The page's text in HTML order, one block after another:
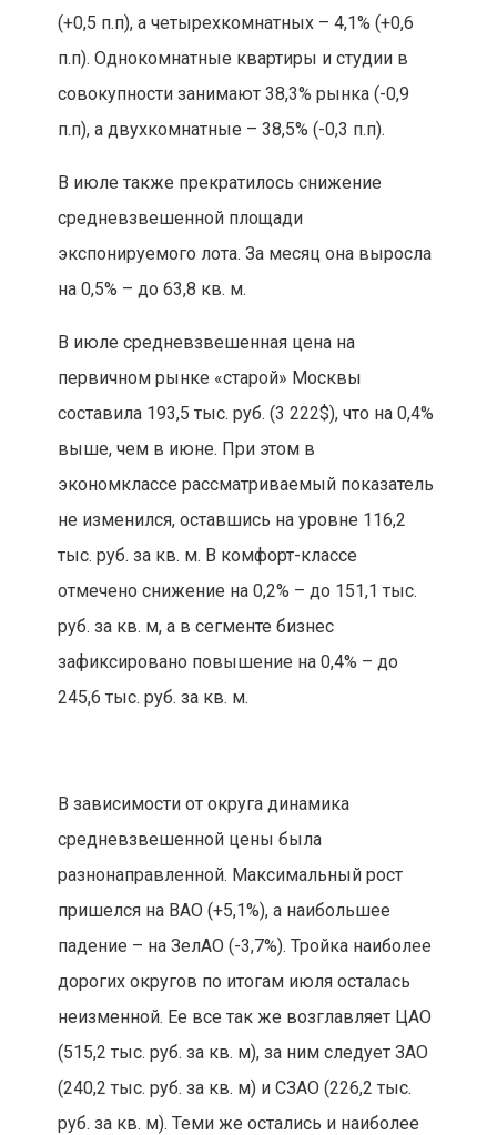
(+0,5 п.п), а четырехкомнатных – 4,1% (+0,6
п.п). Однокомнатные квартиры и студии в
совокупности занимают 38,3% рынка (-0,9
п.п), а двухкомнатные – 38,5% (-0,3 п.п).
В июле также прекратилось снижение
средневзвешенной площади
экспонируемого лота. За месяц она выросла
на 0,5% – до 63,8 кв. м.
В июле средневзвешенная цена на
первичном рынке «старой» Москвы
составила 193,5 тыс. руб. (3 222$), что на 0,4%
выше, чем в июне. При этом в
экономклассе рассматриваемый показатель
не изменился, оставшись на уровне 116,2
тыс. руб. за кв. м. В комфорт-классе
отмечено снижение на 0,2% – до 151,1 тыс.
руб. за кв. м, а в сегменте бизнес
зафиксировано повышение на 0,4% – до
245,6 тыс. руб. за кв. м.
В зависимости от округа динамика
средневзвешенной цены была
разнонаправленной. Максимальный рост
пришелся на ВАО (+5,1%), а наибольшее
падение – на ЗелАО (-3,7%). Тройка наиболее
дорогих округов по итогам июля осталась
неизменной. Ее все так же возглавляет ЦАО
(515,2 тыс. руб. за кв. м), за ним следует ЗАО
(240,2 тыс. руб. за кв. м) и СЗАО (226,2 тыс.
руб. за кв. м). Теми же остались и наиболее